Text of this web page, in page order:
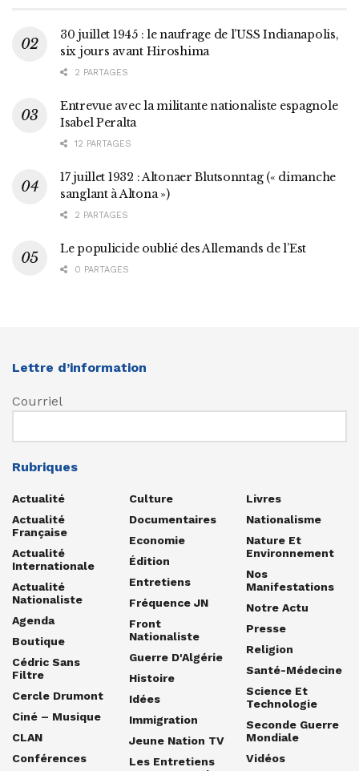
30 juillet 1945 : le naufrage de l’USS Indianapolis,
six jours avant Hiroshima
2 PARTAGES
Entrevue avec la militante nationaliste espagnole
Isabel Peralta
12 PARTAGES
17 juillet 1932 : Altonaer Blutsonntag (« dimanche
sanglant à Altona »)
2 PARTAGES
Le populicide oublié des Allemands de l’Est
0 PARTAGES
Lettre d’information
Courriel
Rubriques
Actualité
Actualité
Française
Actualité
Internationale
Actualité
Nationaliste
Agenda
Boutique
Cédric Sans
Filtre
Cercle Drumont
Ciné – Musique
CLAN
Conférences
Culture
Documentaires
Economie
Édition
Entretiens
Fréquence JN
Front
Nationaliste
Guerre D'Algérie
Histoire
Idées
Immigration
Jeune Nation TV
Les Entretiens
Livres
Nationalisme
Nature Et
Environnement
Nos
Manifestations
Notre Actu
Presse
Religion
Santé-Médecine
Science Et
Technologie
Seconde Guerre
Mondiale
Vidéos